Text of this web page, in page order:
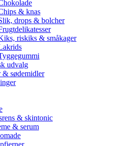
& knas
drops & bolcher
riskiks & småkager
udvalg
& sødemidler
& skintonic
& serum